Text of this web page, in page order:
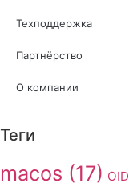
Техподдержка
Партнёрство
О компании
Теги
macos (17) OID